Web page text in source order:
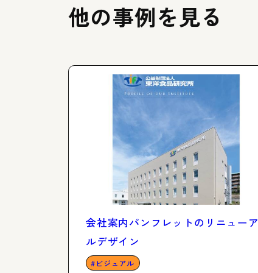
他の事例を見る
会社案内パンフレットのリニューア
ルデザイン
ビジュアル